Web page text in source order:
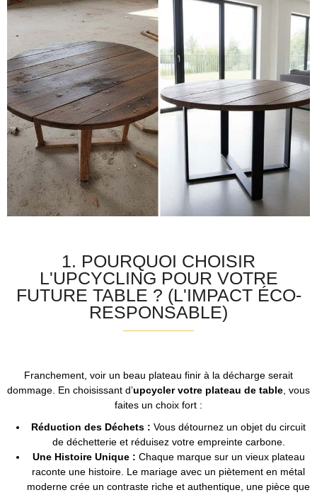
1. POURQUOI CHOISIR
L'UPCYCLING POUR VOTRE
FUTURE TABLE ? (L'IMPACT ÉCO-
RESPONSABLE)
Franchement, voir un beau plateau finir à la décharge serait
dommage. En choisissant d’upcycler votre plateau de table , vous
faites un choix fort :
Réduction des Déchets : Vous détournez un objet du circuit
de déchetterie et réduisez votre empreinte carbone.
Une Histoire Unique : Chaque marque sur un vieux plateau
raconte une histoire. Le mariage avec un piètement en métal
moderne crée un contraste riche et authentique, une pièce que